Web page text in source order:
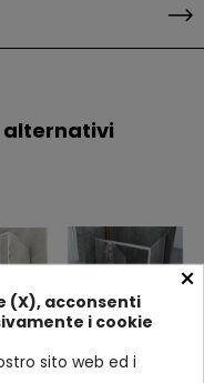
Box Doccia 1
×
(X), acconsenti
i cookie
sito web ed i